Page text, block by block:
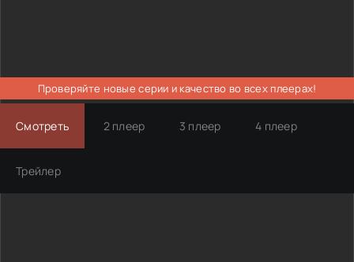
Проверяйте новые серии и качество во всех плеерах!
Смотреть 2 плеер 3 плеер 4 плеер
Трейлер